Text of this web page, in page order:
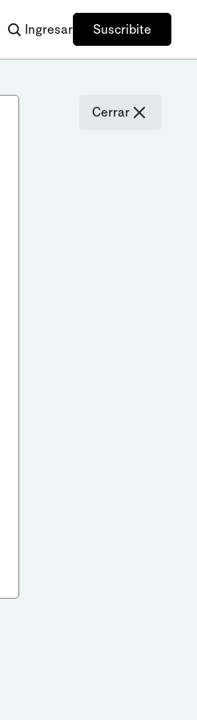
Ingresar Suscribite
Cerrar